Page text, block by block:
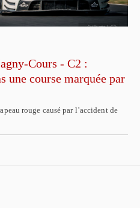
Cours - C2 :
une course marquée par
rouge causé par l’accident de